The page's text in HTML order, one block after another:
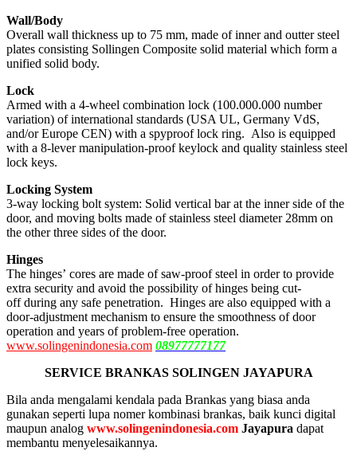
Wall/Body
Overall wall thickness up to 75 mm, made of inner and outter steel
plates consisting Sollingen Composite solid material which form a
unified solid body.
Lock
Armed with a 4-wheel combination lock (100.000.000 number
variation) of international standards (USA UL, Germany VdS,
and/or Europe CEN) with a spyproof lock ring. Also is equipped
with a 8-lever manipulation-proof keylock and quality stainless steel
lock keys.
Locking System
3-way locking bolt system: Solid vertical bar at the inner side of the
door, and moving bolts made of stainless steel diameter 28mm on
the other three sides of the door.
Hinges
The hinges’ cores are made of saw-proof steel in order to provide
extra security and avoid the possibility of hinges being cut-
off during any safe penetration. Hinges are also equipped with a
door-adjustment mechanism to ensure the smoothness of door
operation and years of problem-free operation.
www.solingenindonesia.com 08977777177
SERVICE BRANKAS SOLINGEN JAYAPURA
Bila anda mengalami kendala pada Brankas yang biasa anda
gunakan seperti lupa nomer kombinasi brankas, baik kunci digital
maupun analog www.solingenindonesia.com Jayapura dapat
membantu menyelesaikannya.